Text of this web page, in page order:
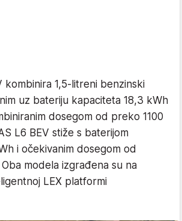
kombinira 1,5-litreni benzinski
uz bateriju kapaciteta 18,3 kWh
dosegom od preko 1100
L6 BEV stiže s baterijom
i očekivanim dosegom od
modela izgrađena su na
LEX platformi